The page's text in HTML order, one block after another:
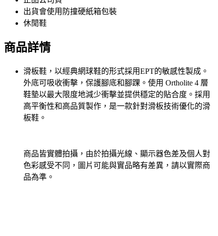
出貨會使用防撞硬紙箱包裝
休閒鞋
商品詳情
滑板鞋，以經典網球鞋的形式採用EPT的敏感性製成。
外底可吸收衝擊，保護腳底和腳踝。使用 Ortholite 4 層
鞋墊以最大限度地減少衝擊並提供穩定的貼合度。採用
高平衡性和高品質製作，是一款針對滑板技術優化的滑
板鞋。
商品皆實體拍攝，由於拍攝光線、顯示器色差及個人對
色彩感受不同，圖片可能與實品略有差異，請以實際商
品為準。